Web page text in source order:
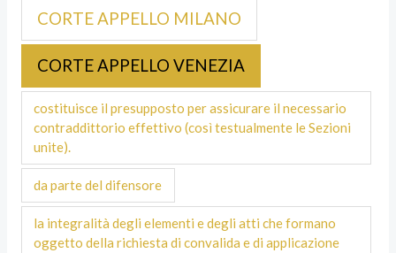
CORTE APPELLO MILANO
CORTE APPELLO VENEZIA
costituisce il presupposto per assicurare il necessario
contraddittorio effettivo (così testualmente le Sezioni
unite).
da parte del difensore
la integralità degli elementi e degli atti che formano
oggetto della richiesta di convalida e di applicazione